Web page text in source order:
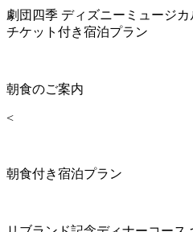
劇団四季 ディズニーミュージ
チケット付き宿泊プラン
朝食のご案内
<
朝食付き宿泊プラン